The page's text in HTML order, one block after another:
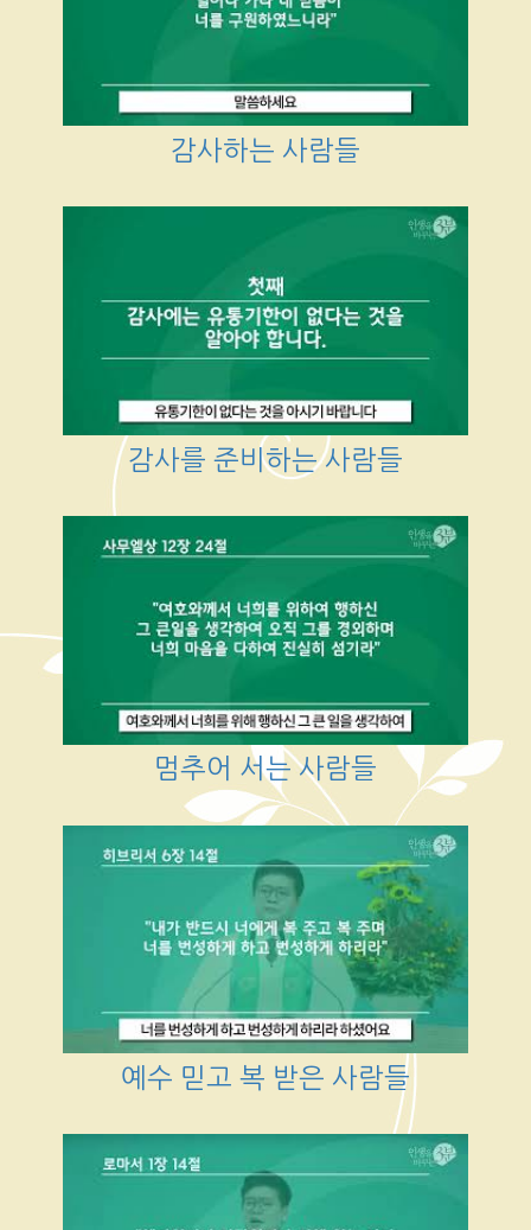
감사하는 사람들
감사를 준비하는 사람들
멈추어 서는 사람들
예수 믿고 복 받은 사람들